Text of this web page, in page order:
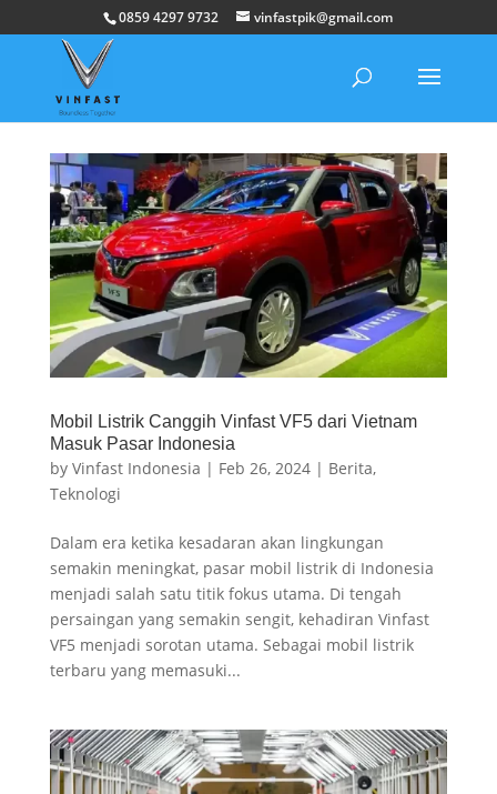
0859 4297 9732 vinfastpik@gmail.com
Mobil Listrik Canggih Vinfast VF5 dari Vietnam
Masuk Pasar Indonesia
by Vinfast Indonesia | Feb 26, 2024| Berita,
Teknologi
Dalam era ketika kesadaran akan lingkungan
semakin meningkat, pasar mobil listrik di Indonesia
menjadi salah satu titik fokus utama. Di tengah
persaingan yang semakin sengit, kehadiran Vinfast
VF5 menjadi sorotan utama. Sebagai mobil listrik
terbaru yang memasuki...